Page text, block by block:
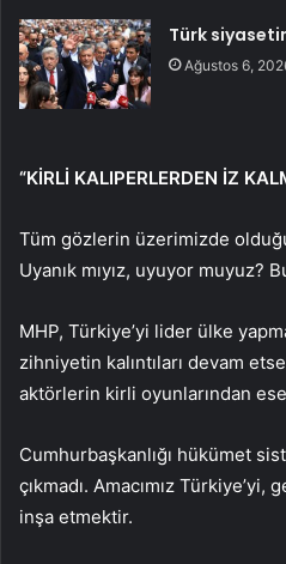
Türk
Ağustos 6,
“KİRLİ KALIPERLERDEN İZ
Tüm gözlerin üzerimizde
Uyanık mıyız, uyuyor muyuz?
MHP, Türkiye’yi lider ülke
zihniyetin kalıntıları devam
aktörlerin kirli oyunlarından
Cumhurbaşkanlığı hükümet
çıkmadı. Amacımız
inşa etmektir.